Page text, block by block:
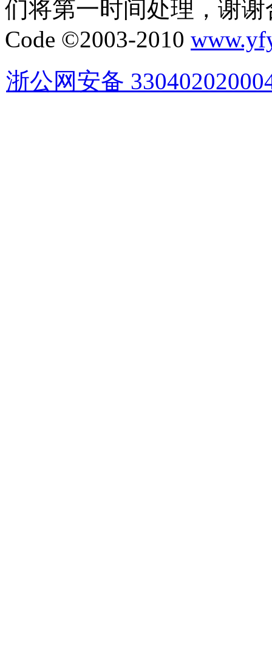
们将第一时间处理，谢谢
Code ©2003-2010
浙公网安备